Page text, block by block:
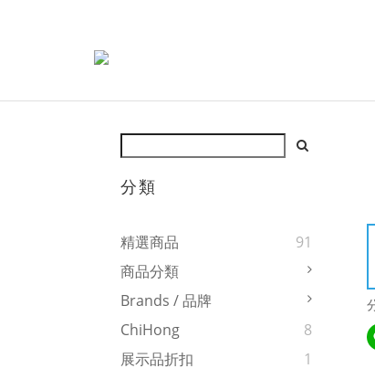
分類
精選商品
91
商品分類
Brands / 品牌
ChiHong
8
展示品折扣
1